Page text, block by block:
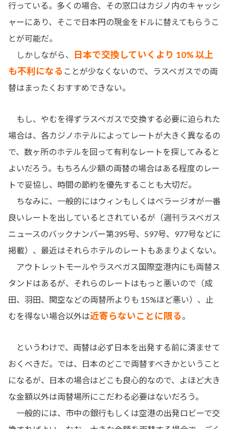
行っている。多くの場合、その窓口はカジノ内のキャッシ
ャーにあり、そこで日本円の現金をドルに替えてもらうこ
とが可能だ。
しかしながら、
日本で交換していくより 10% 以上
も不利になる ことが少なくないので、ラスベガスでの両
替はまったくおすすめできない。
もし、やむを得ずラスベガスで交換する必要に迫られた
場合は、各カジノホテルによってレートが大きく異なるの
で、数ヶ所のホテルを回って有利なレートを探してみると
よいだろう。もちろん少額の両替の場合はある程度のレー
トで妥協し、時間の節約を優先することも大切だ。
ちなみに、一般的にはウィンもしくはベラージオが一番
良いレートを出しているとされているが（週刊ラスベガス
ニュースのバックナンバー第395号、597号、977号などに
掲載）、最近はそれらホテルのレートもあまりよくない。
アウトレットモールやラスベガス国際空港内にも両替ス
タンドはあるが、それらのレートはもっと悪いので（成
田、羽田、関空などの両替所よりも 15%ほど悪い）、止
むを得ない場合以外は近寄らないことに限る。
というわけで、両替は必ず日本を出発する前に済ませて
おくべきだ。では、日本のどこで両替すべきかということ
になるが、日本の場合はどこも良心的なので、よほど大き
な金額以外は両替場所にこだわる必要はないだろう。
一般的には、市中の銀行もしくは空港の出発ロビーで交